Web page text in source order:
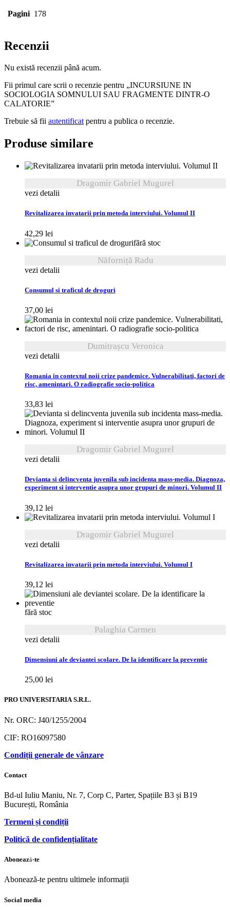
Pagini 178
Recenzii
Nu există recenzii până acum.
Fii primul care scrii o recenzie pentru „INCURSIUNE IN
SOCIOLOGIA SOMNULUI SAU FRAGMENTE DINTR-O
CALATORIE”
Trebuie să fii autentificatpentru a publica o recenzie.
Produse similare
Dragomir Gabriel Mugurel
vezi detalii
Revitalizarea invatarii prin metoda interviului. Volumul II
42,29 lei
fără stoc
Năforniță Radu
vezi detalii
Consumul si traficul de droguri
37,00 lei
Dumitrașcu Veronica
vezi detalii
Romania in contextul noii crize pandemice. Vulnerabilitati, factori de
risc, amenintari. O radiografie socio-politica
33,83 lei
Dragomir Gabriel Mugurel
vezi detalii
Devianta si delincventa juvenila sub incidenta mass-media. Diagnoza,
experiment si interventie asupra unor grupuri de minori. Volumul II
39,12 lei
Dragomir Gabriel Mugurel
vezi detalii
Revitalizarea invatarii prin metoda interviului. Volumul I
39,12 lei
fără stoc
Palaghia Carmen
vezi detalii
Dimensiuni ale deviantei scolare. De la identificare la preventie
25,00 lei
PRO UNIVERSITARIA S.R.L.
Nr. ORC: J40/1255/2004
CIF: RO16097580
Condiții generale de vânzare
Contact
Bd-ul Iuliu Maniu, Nr. 7, Corp C, Parter, Spațiile B3 și B19
București, România
Termeni și condiții
Politică de confidențialitate
Abonează-te
Abonează-te pentru ultimele informații
Social media